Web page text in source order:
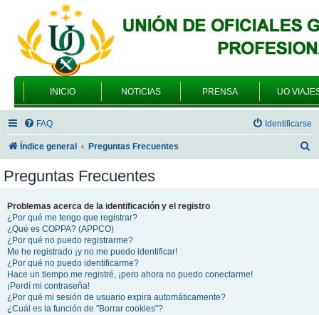
INICIO NOTICIAS PRENSA UO
FAQ Identificarse
Índice general Preguntas Frecuentes
Preguntas Frecuentes
Problemas acerca de la identificación y el registro
¿Por qué me tengo que registrar?
¿Qué es COPPA? (APPCO)
¿Por qué no puedo registrarme?
Me he registrado ¡y no me puedo identificar!
¿Por qué no puedo identificarme?
Hace un tiempo me registré, ¡pero ahora no puedo conectarme!
¡Perdí mi contraseña!
¿Por qué mi sesión de usuario expira automáticamente?
¿Cuál es la función de "Borrar cookies"?